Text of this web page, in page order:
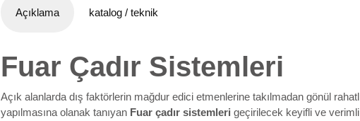
Açıklama katalog / teknik
Fuar Çadır Sistemleri
Açık alanlarda dış faktörlerin mağdur edici etmenlerine takılmadan gönül
yapılmasına olanak tanıyan Fuar çadır sistemleri geçirilecek keyifli ve verimli